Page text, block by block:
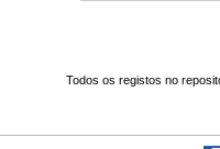
Todos os registos no